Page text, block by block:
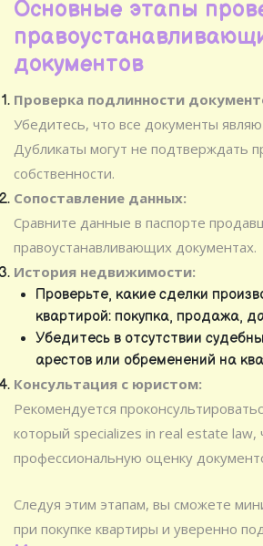
Основные этапы
документов
Проверка подлинности
Убедитесь, что все документы
Дубликаты могут не подтверждать
собственности.
Сопоставление данных:
Сравните данные в паспорте
правоустанавливающих документах.
История недвижимости:
Проверьте, какие сделки
квартирой: покупка, продажа,
Убедитесь в отсутствии
арестов или обременений на
Консультация с юристом:
Рекомендуется
который specializes in real estate law,
профессиональную оценку
Следуя этим этапам, вы сможете
при покупке квартиры и уверенно